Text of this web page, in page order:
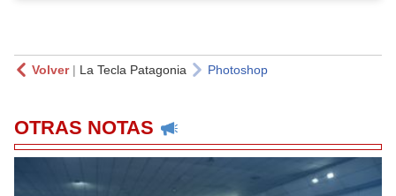
Volver| La Tecla Patagonia Photoshop
OTRAS NOTAS